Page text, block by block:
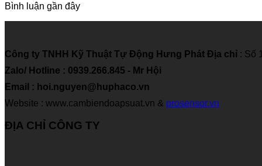
Bình luận gần đây
Công ty TNHH Kỹ Thuật Tự Động Hưng Phát Địa chỉ : Số
Zalo/ Hotline : 0939.266.845 - Mr Hội
Email : hoi.nguyen@huphaco.vn
Website : www.cambiendoapsuat.vn & prosensor.vn
ĐỊA CHỈ CÔNG TY